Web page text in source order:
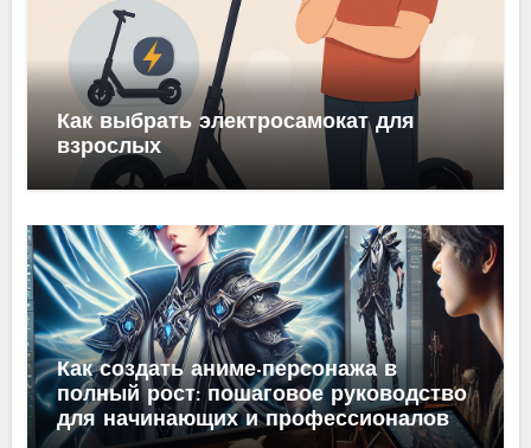
Как выбрать электросамокат для
взрослых
Как создать аниме-персонажа в
полный рост: пошаговое руководство
для начинающих и профессионалов